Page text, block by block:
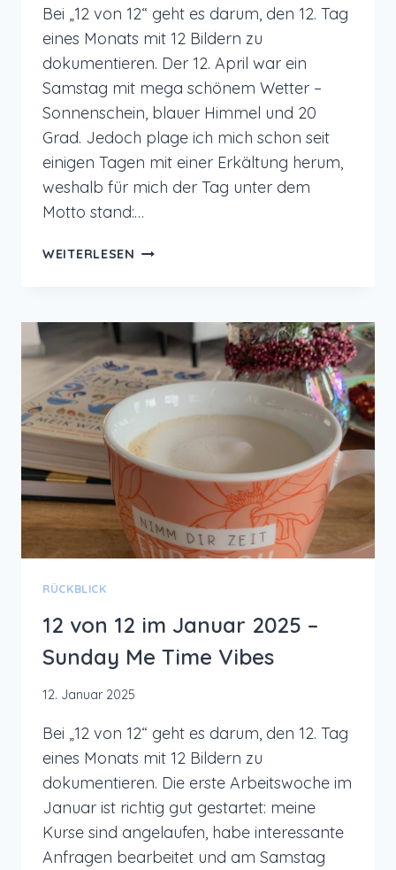
Bei „12 von 12“ geht es darum, den 12. Tag
eines Monats mit 12 Bildern zu
dokumentieren. Der 12. April war ein
Samstag mit mega schönem Wetter –
Sonnenschein, blauer Himmel und 20
Grad. Jedoch plage ich mich schon seit
einigen Tagen mit einer Erkältung herum,
weshalb für mich der Tag unter dem
Motto stand:…
WEITERLESEN 12
APRIL
2025
–
HAPPY
SUNSHINE
MIT
ERKÄLTUNG
RÜCKBLICK
12 von 12 im Januar 2025 –
Sunday Me Time Vibes
12. Januar 2025
Bei „12 von 12“ geht es darum, den 12. Tag
eines Monats mit 12 Bildern zu
dokumentieren. Die erste Arbeitswoche im
Januar ist richtig gut gestartet: meine
Kurse sind angelaufen, habe interessante
Anfragen bearbeitet und am Samstag